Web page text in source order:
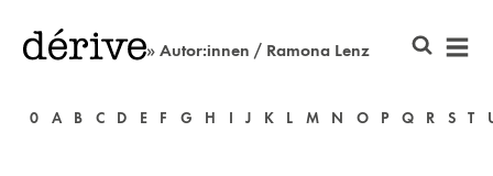
» Autor:innen / Ramona Lenz
0 A B C D E F G H I J K L M N O P Q R S T